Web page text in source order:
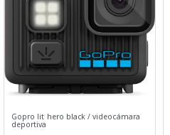
Gopro lit hero black / videocámara
deportiva